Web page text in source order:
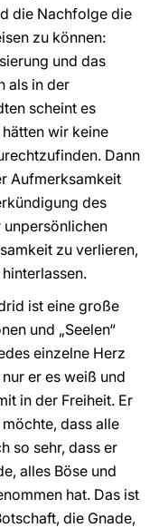
die Nachfolge die
zu können:
und das
als in der
scheint es
wir keine
Dann
Aufmerksamkeit
des
unpersönlichen
zu verlieren,
ist eine große
und „Seelen“
einzelne Herz
er es weiß und
in der Freiheit. Er
dass alle
so sehr, dass er
alles Böse und
hat. Das ist
die Gnade,